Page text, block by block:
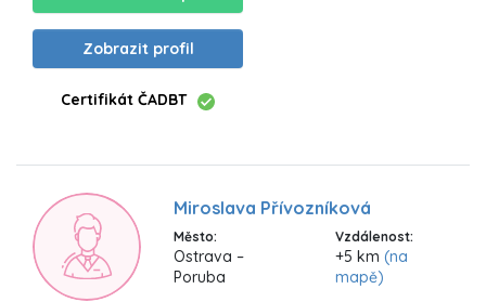
Zobrazit profil
Certifikát ČADBT
Miroslava Přívozníková
Město:
Ostrava –
Poruba
Vzdálenost:
+5 km(na
mapě)